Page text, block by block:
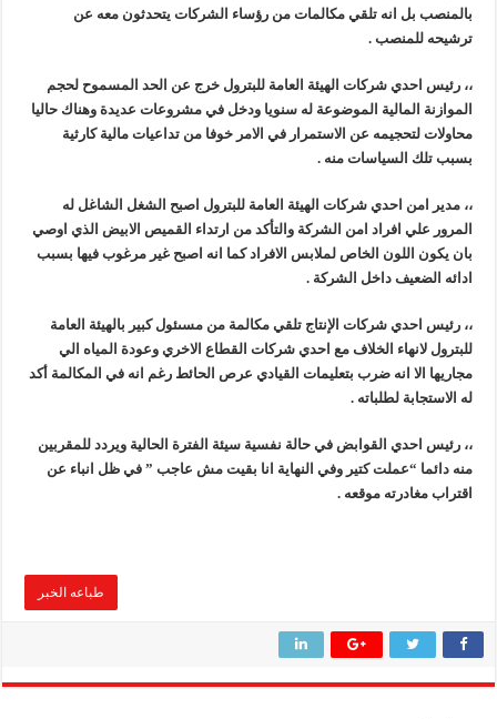
بالمنصب بل انه تلقي مكالمات من رؤساء الشركات يتحدثون معه عن
ترشيحه للمنصب .
،، رئيس احدي شركات الهيئة العامة للبترول خرج عن الحد المسموح لحجم
الموازنة المالية الموضوعة له سنويا ودخل في مشروعات عديدة وهناك حاليا
محاولات لتحجيمه عن الاستمرار في الامر خوفا من تداعيات مالية كارثية
بسبب تلك السياسات منه .
،، مدير امن احدي شركات الهيئة العامة للبترول اصبح الشغل الشاغل له
المرور علي افراد امن الشركة والتأكد من ارتداء القميص الابيض الذي اوصي
بان يكون اللون الخاص لملابس الافراد كما انه اصبح غير مرغوب فيها بسبب
ادائه الضعيف داخل الشركة .
،، رئيس احدي شركات الإنتاج تلقي مكالمة من مسىئول كبير بالهيئة العامة
للبترول لانهاء الخلاف مع احدي شركات القطاع الاخري وعودة المياه الي
مجاريها الا انه ضرب بتعليمات القيادي عرص الحائط رغم انه في المكالمة أكد
له الاستجابة لطلباته .
،، رئيس احدي القوابض في حالة نفسية سيئة الفترة الحالية ويردد للمقربين
منه دائما “عملت كتير وفي النهاية انا بقيت مش عاجب ” في ظل انباء عن
اقتراب مغادرته موقعه .
طباعه الخبر